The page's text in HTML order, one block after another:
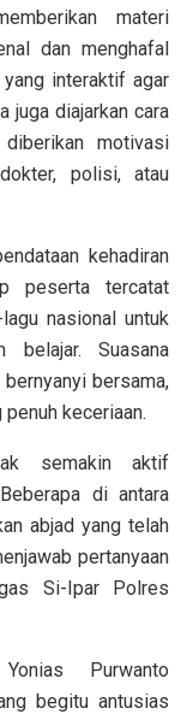
materi
dan menghafal
interaktif agar
juga diajarkan cara
motivasi
polisi, atau
kehadiran
peserta tercatat
nasional untuk
belajar. Suasana
bersama,
keceriaan.
semakin aktif
di antara
abjad yang telah
pertanyaan
Si-Ipar Polres
Purwanto
begitu antusias